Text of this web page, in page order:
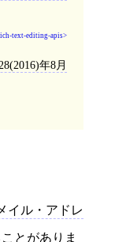
text-editing-apis
年8月
イル・アドレ
とがありま